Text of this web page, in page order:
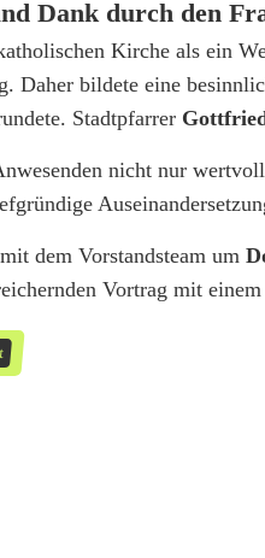
Dank durch den
Kirche als ein
Daher bildete eine
Stadtpfarrer
nicht nur
dem Vorstandsteam um
Vortrag mit